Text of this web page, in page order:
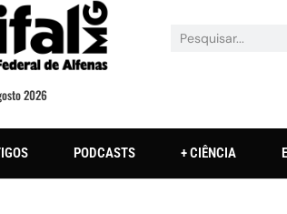
2026
PODCASTS + CIÊNCIA